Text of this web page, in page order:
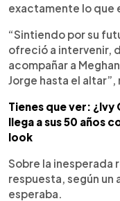
exactamente lo que
“Sintiendo por su
ofreció a intervenir,
acompañar a
Jorge hasta el
Tienes que ver:
llega a sus 50 años
look
Sobre la inesperada
respuesta, según un
esperaba.